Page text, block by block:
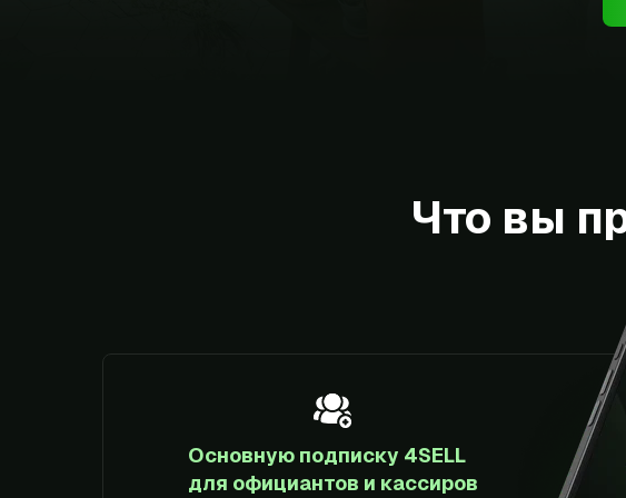
Что вы
Основную подписку 4SELL
для официантов и кассиров